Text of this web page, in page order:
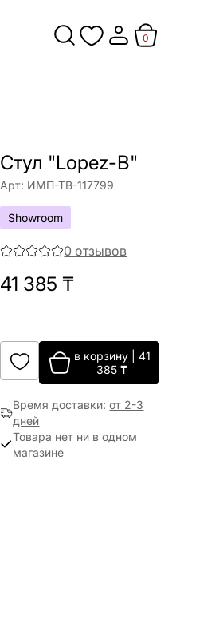
0
Стул "Lopez-B"
Арт: ИМП-ТВ-117799
Showroom
0 отзывов
41 385 ₸
в корзину| 41
385 ₸
Время доставки:от 2-3
дней
Товара нет ни в одном
магазине